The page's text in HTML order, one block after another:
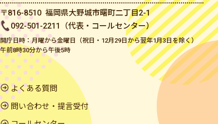
〒816-8510 福岡県大野城市曙町二丁目2-1
092-501-2211（代表・コールセンター）
開庁日時：月曜から金曜日（祝日・12月29日から翌年1月3日を除く）
午前8時30分から午後5時
よくある質問
問い合わせ・提言受付